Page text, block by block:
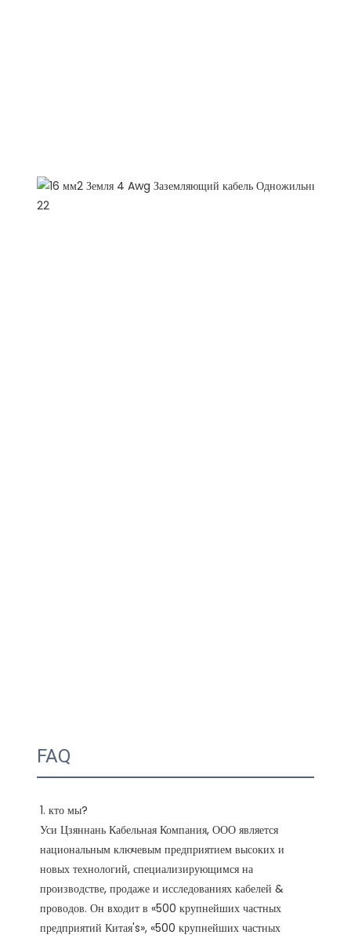
FAQ
1. кто мы?
Уси Цзяннань Кабельная Компания, ООО является
национальным ключевым предприятием высоких и
новых технологий, специализирующимся на
производстве, продаже и исследованиях кабелей &
проводов. Он входит в «500 крупнейших частных
предприятий Китая's», «500 крупнейших частных